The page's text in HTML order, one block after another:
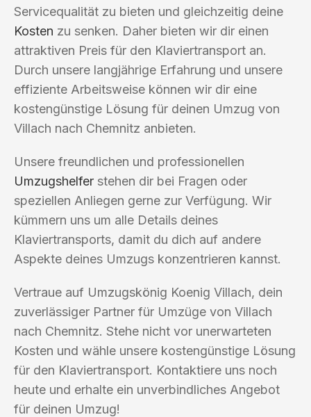
Servicequalität zu bieten und gleichzeitig deine
Kosten zu senken. Daher bieten wir dir einen
attraktiven Preis für den Klaviertransport an.
Durch unsere langjährige Erfahrung und unsere
effiziente Arbeitsweise können wir dir eine
kostengünstige Lösung für deinen Umzug von
Villach nach Chemnitz anbieten.
Unsere freundlichen und professionellen
Umzugshelfer stehen dir bei Fragen oder
speziellen Anliegen gerne zur Verfügung. Wir
kümmern uns um alle Details deines
Klaviertransports, damit du dich auf andere
Aspekte deines Umzugs konzentrieren kannst.
Vertraue auf Umzugskönig Koenig Villach, dein
zuverlässiger Partner für Umzüge von Villach
nach Chemnitz. Stehe nicht vor unerwarteten
Kosten und wähle unsere kostengünstige Lösung
für den Klaviertransport. Kontaktiere uns noch
heute und erhalte ein unverbindliches Angebot
für deinen Umzug!